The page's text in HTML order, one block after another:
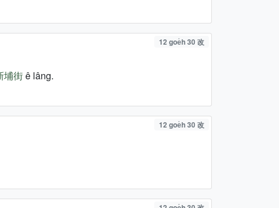
12 goe̍h 30 改
埔街ê lâng.
12 goe̍h 30 改